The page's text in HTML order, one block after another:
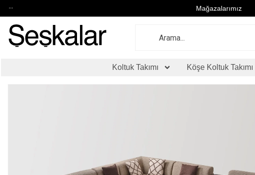
... Mağazalarımız
Koltuk Takımı Köşe Koltuk Takımı